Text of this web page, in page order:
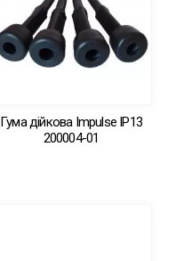
Гума дійкова Impulse IP13
200004-01